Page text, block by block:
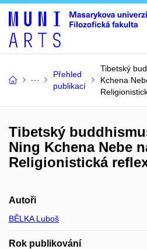
Přehled
publikací
Tibetský
Kchena
Tibetský
Ning Kchena Nebe
Religionistická
Autoři
BĚLKA Luboš
Rok publikování